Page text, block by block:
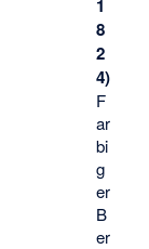
1
8
2
4)
F
ar
bi
g
er
B
er